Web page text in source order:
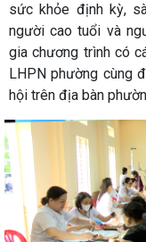
sức khỏe định kỳ,
người cao tuổi và
gia chương trình có
LHPN phường cùng
hội trên địa bàn